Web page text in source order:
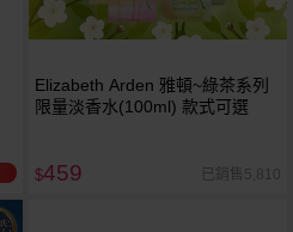
Elizabeth Arden 雅頓~綠茶系列
限量淡香水(100ml) 款式可選
$459 已銷售5,810